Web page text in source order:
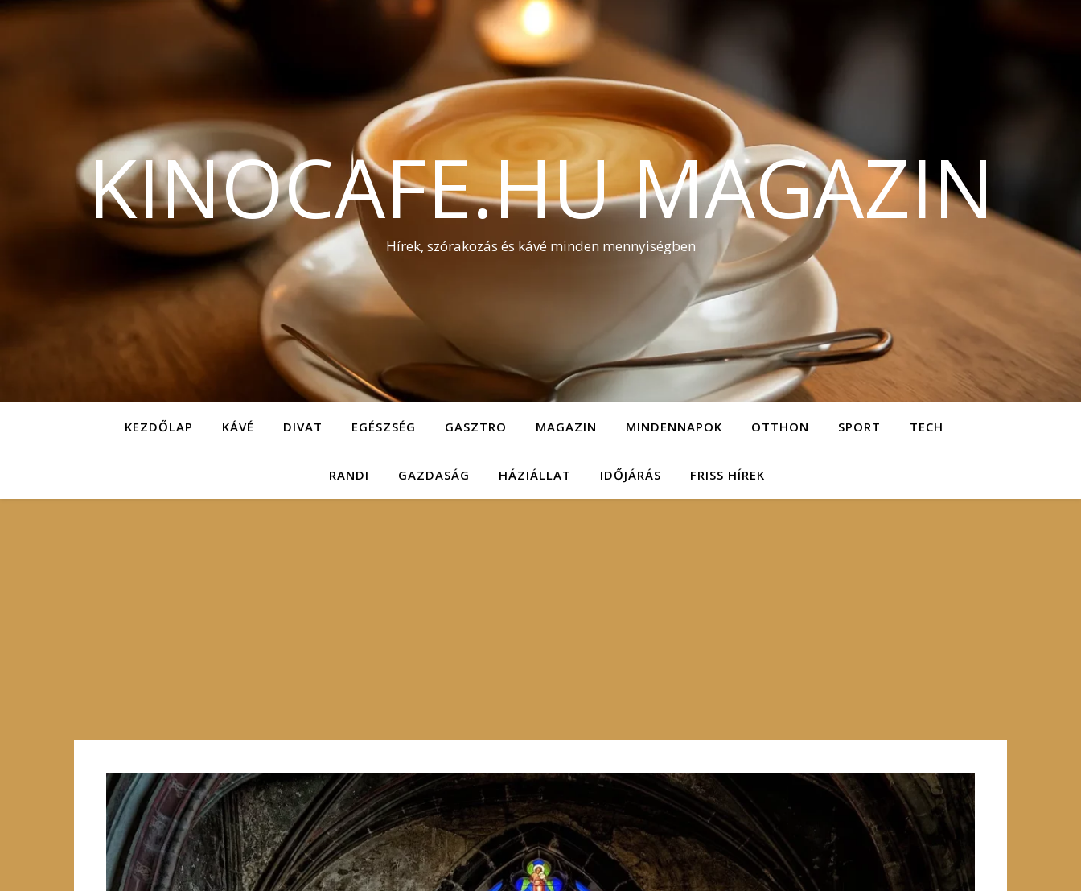
KINOCAFE.HU MAGAZIN
Hírek, szórakozás és kávé minden mennyiségben
KEZDŐLAP KÁVÉ DIVAT EGÉSZSÉG GASZTRO MAGAZIN MINDENNAPOK OTTHON SPORT TECH
RANDI GAZDASÁG HÁZIÁLLAT IDŐJÁRÁS FRISS HÍREK